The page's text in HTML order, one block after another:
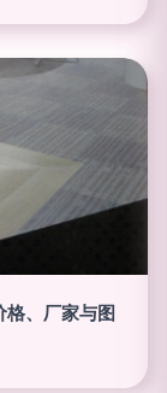
格、厂家与图